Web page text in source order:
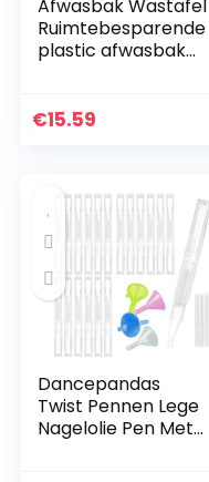
Afwasbak Wastafel
Ruimtebesparende
plastic afwasbak
blue)
€15.59
Dancepandas
Twist Pennen Lege
Nagelolie Pen Met